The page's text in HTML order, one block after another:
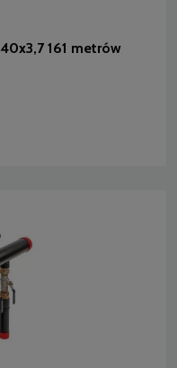
161 metrów